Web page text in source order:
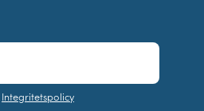
Integritetspolicy